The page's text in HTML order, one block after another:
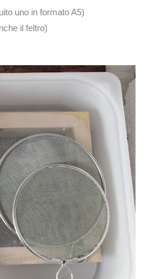
uno in formato A5)
il feltro)